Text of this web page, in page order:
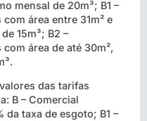
mensal de 20m³; B1 –
área entre 31m² e
15m³; B2 –
área de até 30m²,
das tarifas
B – Comercial
da taxa de esgoto; B1 –